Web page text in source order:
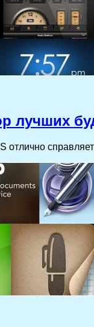
лучших
отлично